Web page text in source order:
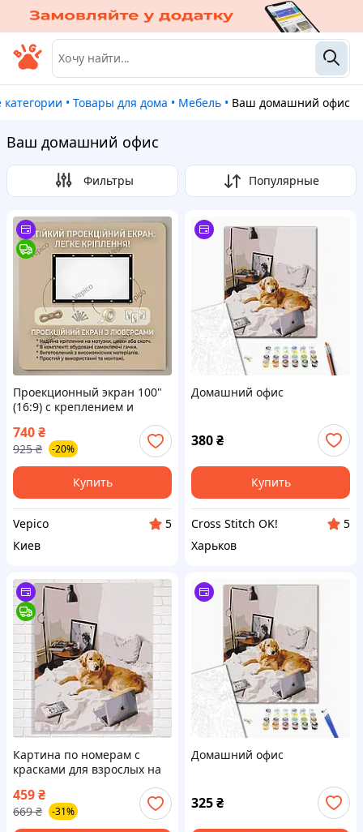
категории • Товары для дома • Мебель • Ваш домашний офис
Ваш домашний офис
Фильтры Популярные
Проекционный экран 100"
(16:9) с креплением и
экран для проектора,
домашний кинотеатр, офис,
обучение
740₴
925 ₴ -20%
Купить
Vepico
5
Киев
Домашний офис
380₴
Купить
Cross Stitch OK!
5
Харьков
Картина по номерам с
красками для взрослых на
Домашний офис средней
сложности
459₴
669 ₴ -31%
Домашний офис
325₴